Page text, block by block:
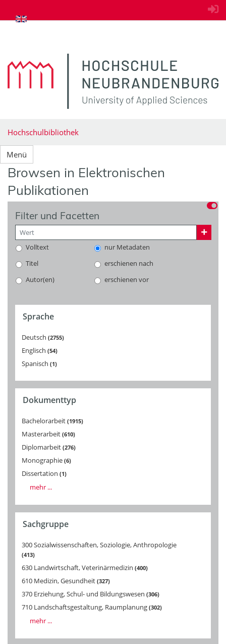
zum Inhalt springen
Hochschulbibliothek
Menü
Browsen in Elektronischen
Publikationen
Filter und Facetten
Volltext
nur Metadaten
Titel
erschienen nach
Autor(en)
erschienen vor
Sprache
Deutsch 2755
Englisch 54
Spanisch 1
Dokumenttyp
Bachelorarbeit 1915
Masterarbeit 610
Diplomarbeit 276
Monographie 6
Dissertation 1
mehr ...
Sachgruppe
300 Sozialwissenschaften, Soziologie, Anthropologie
413
630 Landwirtschaft, Veterinärmedizin 400
610 Medizin, Gesundheit 327
370 Erziehung, Schul- und Bildungswesen 306
710 Landschaftsgestaltung, Raumplanung 302
mehr ...